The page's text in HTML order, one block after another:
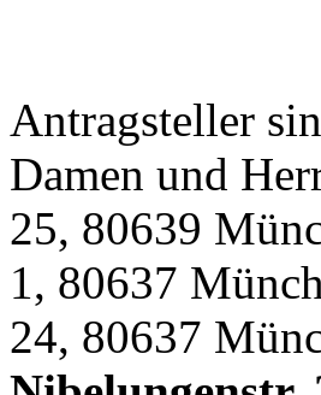
Antragsteller
Damen und
25, 80639
1, 80637
24, 80637